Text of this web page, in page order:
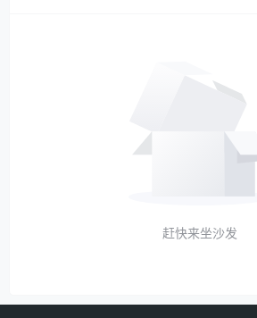
赶快来坐沙发